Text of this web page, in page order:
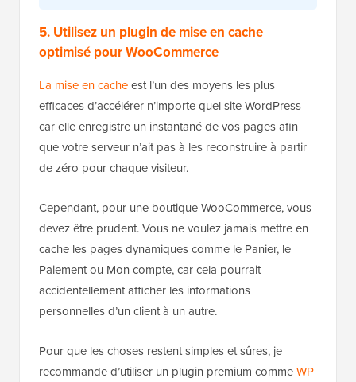
5. Utilisez un plugin de mise en cache
optimisé pour WooCommerce
La mise en cacheest l’un des moyens les plus
efficaces d’accélérer n’importe quel site WordPress
car elle enregistre un instantané de vos pages afin
que votre serveur n’ait pas à les reconstruire à partir
de zéro pour chaque visiteur.
Cependant, pour une boutique WooCommerce, vous
devez être prudent. Vous ne voulez jamais mettre en
cache les pages dynamiques comme le Panier, le
Paiement ou Mon compte, car cela pourrait
accidentellement afficher les informations
personnelles d’un client à un autre.
Pour que les choses restent simples et sûres, je
recommande d’utiliser un plugin premium commeWP